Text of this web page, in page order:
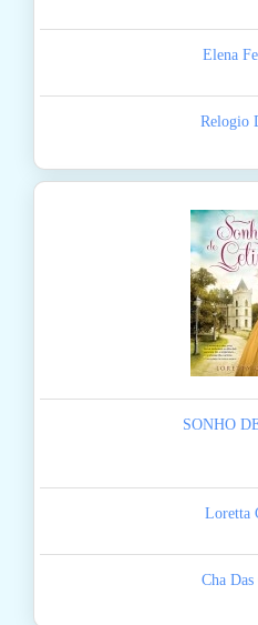
Elena
Relogio
SONHO
Loretta
Cha